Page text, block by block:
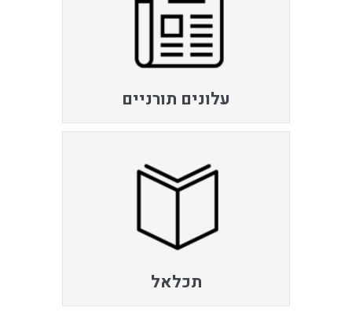
עלונים תורניים
תכלאל